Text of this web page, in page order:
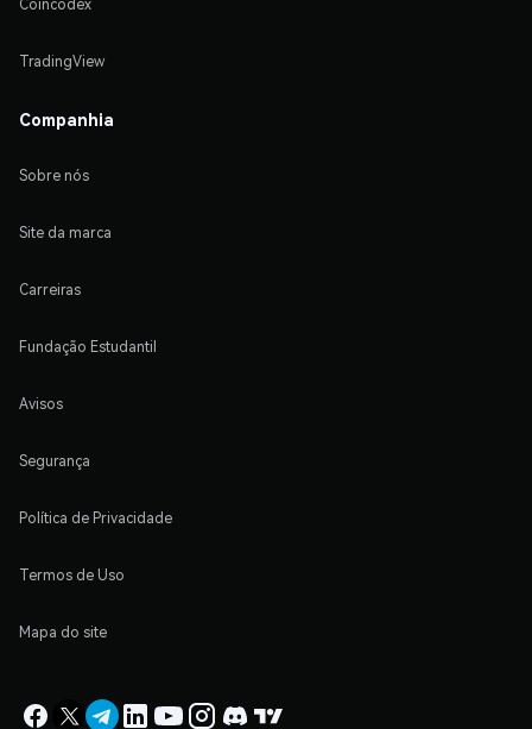
Coincodex
TradingView
Companhia
Sobre nós
Site da marca
Carreiras
Fundação Estudantil
Avisos
Segurança
Política de Privacidade
Termos de Uso
Mapa do site